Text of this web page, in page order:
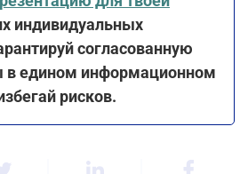
индивидуальных
согласованную
в едином информационном
рисков.